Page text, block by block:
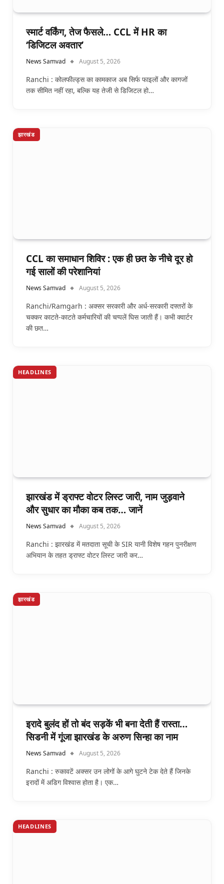
स्मार्ट वर्किंग, तेज फैसले… CCL में HR का
‘डिजिटल अवतार’
News Samvad August 5, 2026
Ranchi : कोलफील्ड्स का कामकाज अब सिर्फ फाइलों और कागजों
तक सीमित नहीं रहा, बल्कि यह तेजी से डिजिटल हो…
झारखंड
CCL का समाधान शिविर : एक ही छत के नीचे दूर हो
गई सालों की परेशानियां
News Samvad August 5, 2026
Ranchi/Ramgarh : अक्सर सरकारी और अर्ध-सरकारी दफ्तरों के
चक्कर काटते-काटते कर्मचारियों की चप्पलें घिस जाती हैं। कभी क्वार्टर
की छत…
HEADLINES
झारखंड में ड्राफ्ट वोटर लिस्ट जारी, नाम जुड़वाने
और सुधार का मौका कब तक… जानें
News Samvad August 5, 2026
Ranchi : झारखंड में मतदाता सूची के SIR यानी विशेष गहन पुनरीक्षण
अभियान के तहत ड्राफ्ट वोटर लिस्ट जारी कर…
झारखंड
इरादे बुलंद हों तो बंद सड़कें भी बना देती हैं रास्ता…
सिडनी में गूंजा झारखंड के अरुण सिन्हा का नाम
News Samvad August 5, 2026
Ranchi : रुकावटें अक्सर उन लोगों के आगे घुटने टेक देते हैं जिनके
इरादों में अडिग विश्वास होता है। एक…
HEADLINES